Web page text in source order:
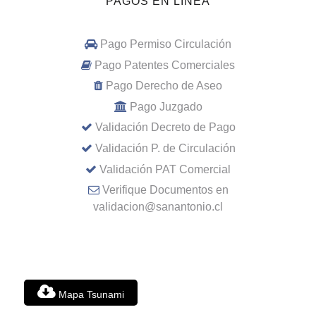
Pago Permiso Circulación
Pago Patentes Comerciales
Pago Derecho de Aseo
Pago Juzgado
Validación Decreto de Pago
Validación P. de Circulación
Validación PAT Comercial
Verifique Documentos en
validacion@sanantonio.cl
Mapa Tsunami